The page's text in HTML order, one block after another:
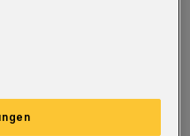
auf. Sie